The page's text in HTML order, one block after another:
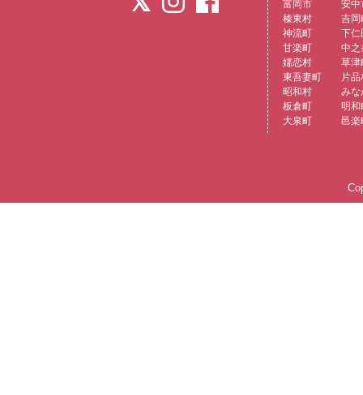
富岡市
安中
榛東村
吉岡
神流町
下仁
甘楽町
中之
嬬恋村
草津
東吾妻町
片品
昭和村
みな
板倉町
明和
大泉町
邑楽